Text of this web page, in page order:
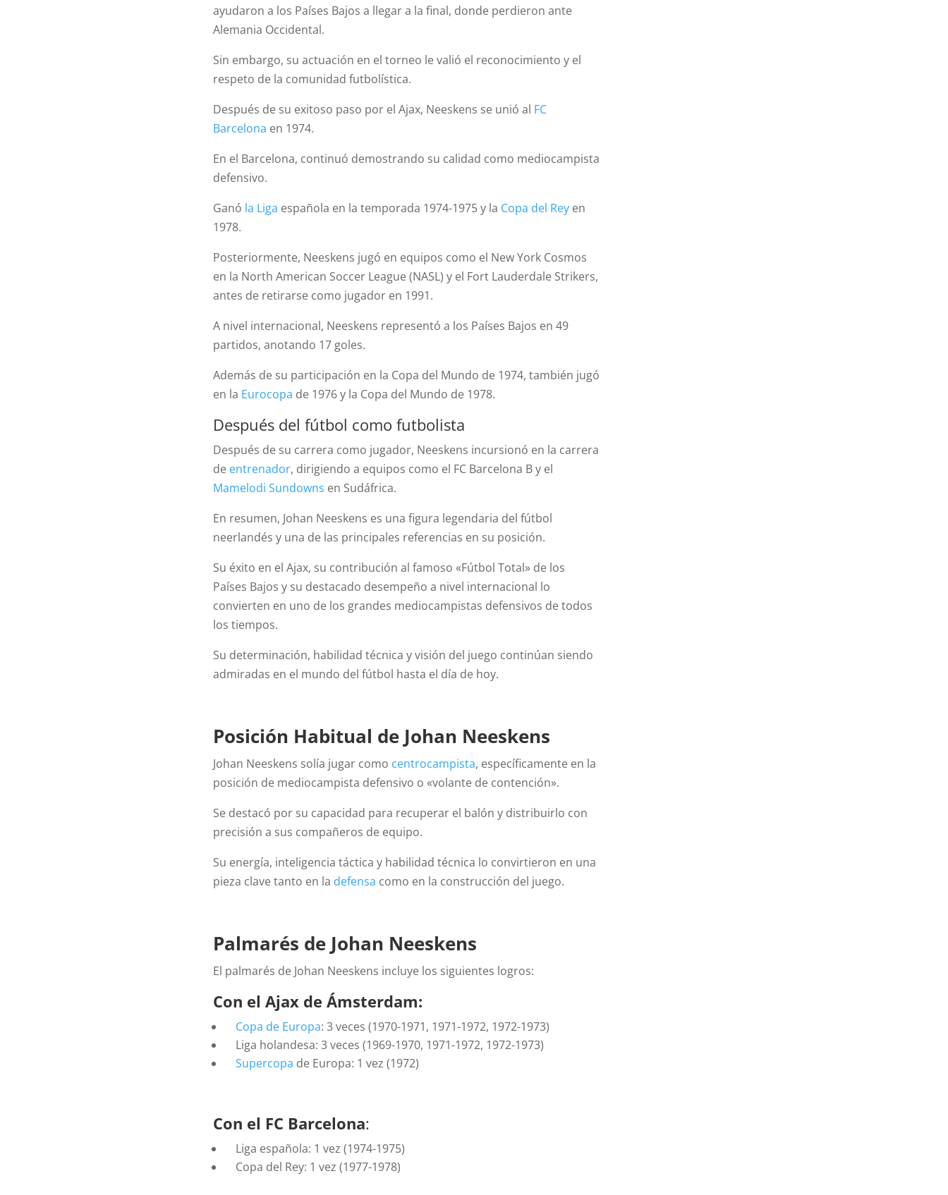
ayudaron a los Países Bajos a llegar a la final, donde perdieron ante
Alemania Occidental.
Sin embargo, su actuación en el torneo le valió el reconocimiento y el
respeto de la comunidad futbolística.
Después de su exitoso paso por el Ajax, Neeskens se unió al FC
Barcelona en 1974.
En el Barcelona, continuó demostrando su calidad como mediocampista
defensivo.
Ganó la Liga española en la temporada 1974-1975 y la Copa del Rey en
1978.
Posteriormente, Neeskens jugó en equipos como el New York Cosmos
en la North American Soccer League (NASL) y el Fort Lauderdale Strikers,
antes de retirarse como jugador en 1991.
A nivel internacional, Neeskens representó a los Países Bajos en 49
partidos, anotando 17 goles.
Además de su participación en la Copa del Mundo de 1974, también jugó
en la Eurocopa de 1976 y la Copa del Mundo de 1978.
Después del fútbol como futbolista
Después de su carrera como jugador, Neeskens incursionó en la carrera
de entrenador, dirigiendo a equipos como el FC Barcelona B y el
Mamelodi Sundowns en Sudáfrica.
En resumen, Johan Neeskens es una figura legendaria del fútbol
neerlandés y una de las principales referencias en su posición.
Su éxito en el Ajax, su contribución al famoso «Fútbol Total» de los
Países Bajos y su destacado desempeño a nivel internacional lo
convierten en uno de los grandes mediocampistas defensivos de todos
los tiempos.
Su determinación, habilidad técnica y visión del juego continúan siendo
admiradas en el mundo del fútbol hasta el día de hoy.
Posición Habitual de Johan Neeskens
Johan Neeskens solía jugar como centrocampista, específicamente en la
posición de mediocampista defensivo o «volante de contención».
Se destacó por su capacidad para recuperar el balón y distribuirlo con
precisión a sus compañeros de equipo.
Su energía, inteligencia táctica y habilidad técnica lo convirtieron en una
pieza clave tanto en la defensa como en la construcción del juego.
Palmarés de Johan Neeskens
El palmarés de Johan Neeskens incluye los siguientes logros:
Con el Ajax de Ámsterdam:
Copa de Europa: 3 veces (1970-1971, 1971-1972, 1972-1973)
Liga holandesa: 3 veces (1969-1970, 1971-1972, 1972-1973)
Supercopa de Europa: 1 vez (1972)
Con el FC Barcelona:
Liga española: 1 vez (1974-1975)
Copa del Rey: 1 vez (1977-1978)